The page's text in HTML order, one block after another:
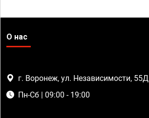
О нас
г. Воронеж, ул. Независимости, 55Д
Пн-Сб | 09:00 - 19:00